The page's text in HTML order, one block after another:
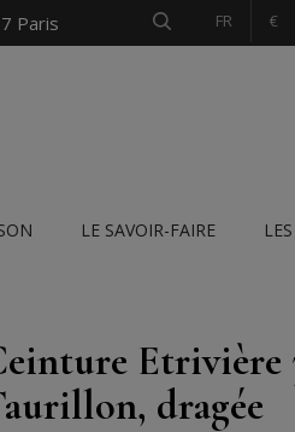
Paris €
FR
LE SAVOIR-FAIRE
Etrivière
dragée